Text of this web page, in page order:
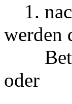
1.
werden
oder